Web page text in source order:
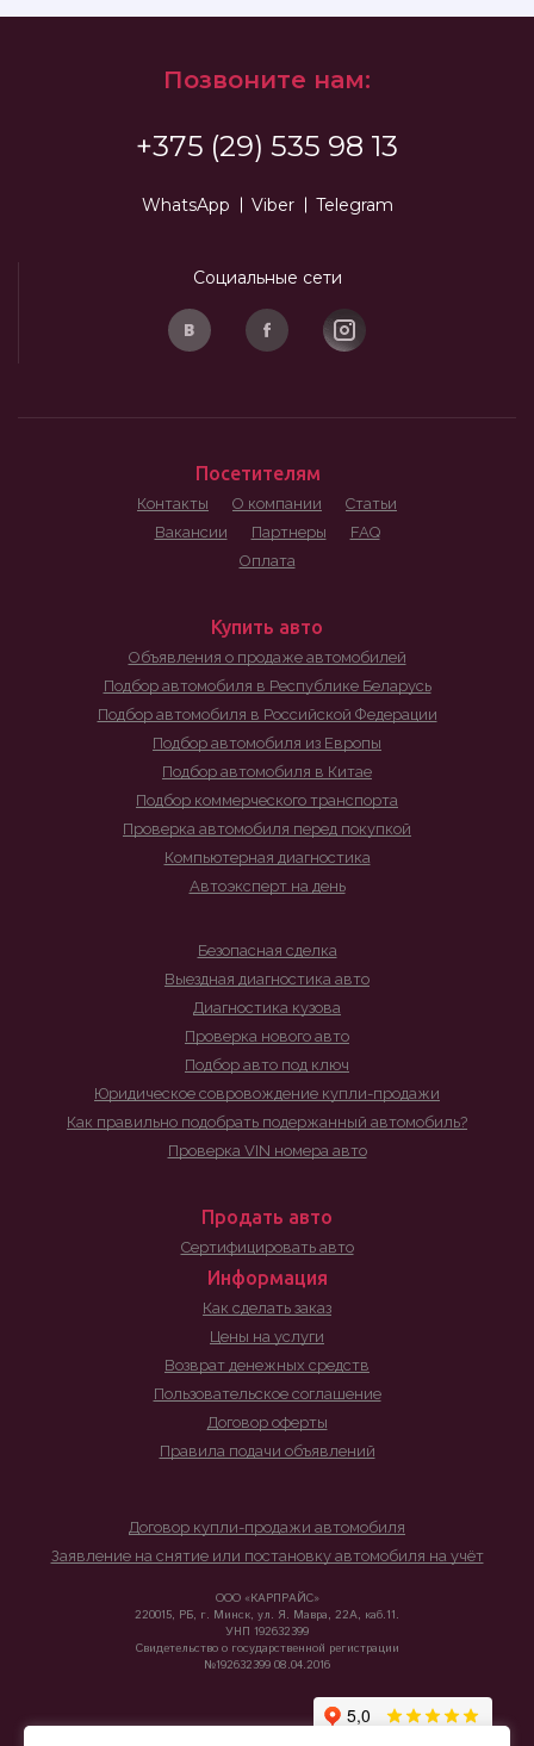
Позвоните нам:
+375 (29) 535 98 13
WhatsApp Viber Telegram
Социальные сети
Посетителям
Контакты О компании
Статьи
Вакансии
Партнеры
FAQ
Оплата
Купить авто
Объявления о продаже автомобилей
Подбор автомобиля в Республике Беларусь
Подбор автомобиля в Российской Федерации
Подбор автомобиля из Европы
Подбор автомобиля в Китае
Подбор коммерческого транспорта
Проверка автомобиля перед покупкой
Компьютерная диагностика
Автоэксперт на день
Безопасная сделка
Выездная диагностика авто
Диагностика кузова
Проверка нового авто
Подбор авто под ключ
Юридическое совровождение купли-продажи
Как правильно подобрать подержанный автомобиль?
Проверка VIN номера авто
Продать авто
Сертифицировать авто
Информация
Как сделать заказ
Цены на услуги
Возврат денежных средств
Пользовательское соглашение
Договор оферты
Правила подачи объявлений
Договор купли-продажи автомобиля
Заявление на снятие или постановку автомобиля на учёт
ООО «КАРПРАЙС»
220015, РБ, г. Минск, ул. Я. Мавра, 22А, каб.11.
УНП 192632399
Свидетельство о государственной регистрации
№192632399 08.04.2016